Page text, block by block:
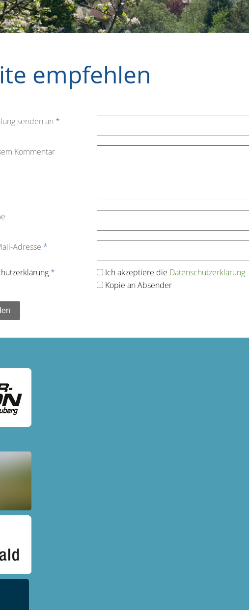
empfehlen
senden an *
Kommentar
Adresse *
* Ich akzeptiere die Datenschutz­erklärung
Kopie an Absender